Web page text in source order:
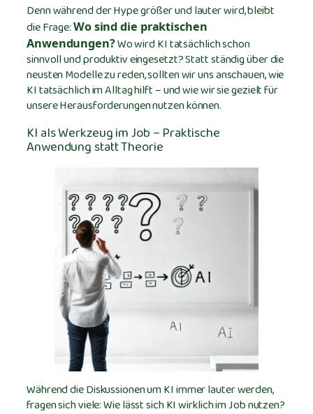
Denn während der Hype größer und lauter wird, bleibt
die Frage:Wo sind die praktischen
Anwendungen?Wo wird KI tatsächlich schon
sinnvoll und produktiv eingesetzt? Statt ständig über die
neusten Modelle zu reden, sollten wir uns anschauen, wie
KI tatsächlich im Alltag hilft – und wie wir sie gezielt für
unsere Herausforderungen nutzen können.
KI als Werkzeug im Job – Praktische
Anwendung statt Theorie
Während die Diskussionen um KI immer lauter werden,
fragen sich viele: Wie lässt sich KI wirklich im Job nutzen?